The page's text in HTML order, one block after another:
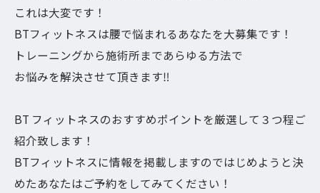
これは大変です！
BTフィットネスは腰で悩まれるあなたを大募集です！
トレーニングから施術所まであらゆる方法で
お悩みを解決させて頂きます‼︎
BT フィットネスのおすすめポイントを厳選して３つ程ご
紹介致します！
BTフィットネスに情報を掲載しますのではじめようと決
めたあなたはご予約をしてみてください！